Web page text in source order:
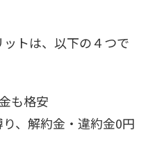
トは、以下の４つで
も格安
、解約金・違約金0円